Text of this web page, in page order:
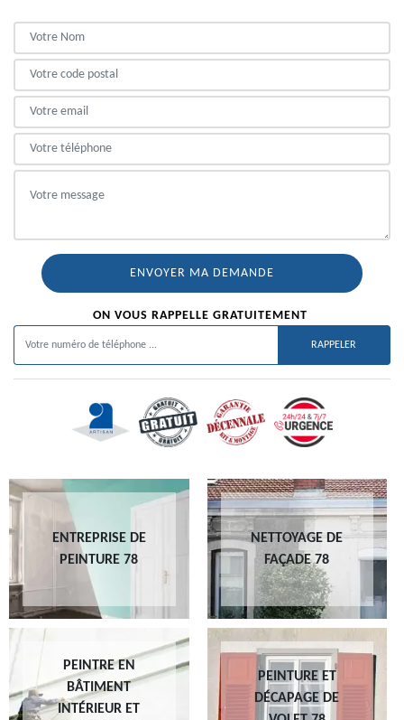
ON VOUS RAPPELLE GRATUITEMENT
ENTREPRISE DE
PEINTURE 78
NETTOYAGE DE
FAÇADE 78
PEINTRE EN
BÂTIMENT
INTÉRIEUR ET
PEINTURE ET
DÉCAPAGE DE